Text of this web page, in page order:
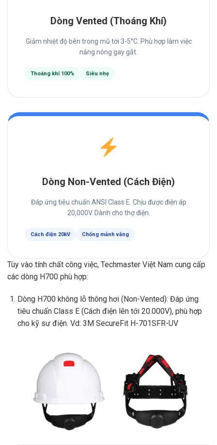
Dòng Vented (Thoáng Khí)
Giảm nhiệt độ bên trong mũ tới 3-5°C. Phù hợp làm việc
nắng nóng gay gắt.
Thoáng khí 100% Siêu nhẹ
Dòng Non-Vented (Cách Điện)
Đáp ứng tiêu chuẩn ANSI Class E. Chịu được điện áp
20,000V. Dành cho thợ điện.
Cách điện 20kV Chống mảnh văng
Tùy vào tính chất công việc, Techmaster Việt Nam cung cấp
các dòng H700 phù hợp:
Dòng H700 không lỗ thông hơi (Non-Vented): Đáp ứng
tiêu chuẩn Class E (Cách điện lên tới 20.000V), phù hợp
cho kỹ sư điện. Vd: 3M SecureFit H-701SFR-UV